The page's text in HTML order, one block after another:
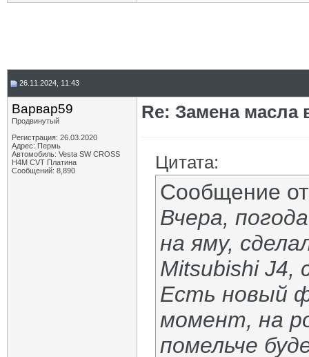
26.11.2024, 11:43
Варвар59
Продвинутый
Регистрация: 26.03.2020
Адрес: Пермь
Автомобиль: Vesta SW CROSS
H4M CVT Платина
Сообщений: 8,890
Re: Замена масла
Цитата:
Сообщение
Вчера,
на яму,
Mitsubishi
Есть новый
момент, на
помельче